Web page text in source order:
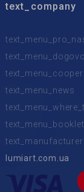
text_company
text_menu_news
text_menu_booklet
text_manufacturer
lumiart.com.ua